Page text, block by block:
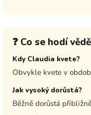
❓ Co se hodí
Kdy Claudia kvete?
Obvykle kvete v
Jak vysoký dorůstá?
Běžně dorůstá